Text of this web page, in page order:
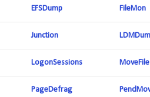
EFSDump FileMon
Junction
LogonSessions MoveFile
PageDefrag